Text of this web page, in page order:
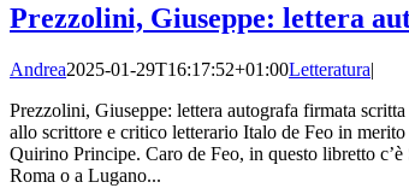
Prezzolini, Giuseppe: lettera
Andrea2025-01-29T16:17:52+01:00Letteratura|
Prezzolini, Giuseppe: lettera autografa firmata
allo scrittore e critico letterario Italo de Feo in
Quirino Principe. Caro de Feo, in questo libretto
Roma o a Lugano...